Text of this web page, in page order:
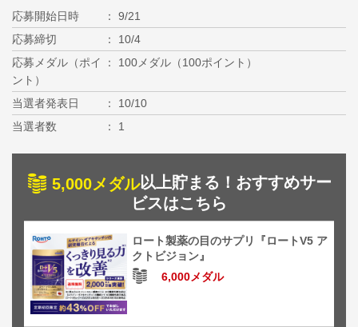
応募開始日時
9/21
応募締切
10/4
応募メダル（ポイ
ント）
100メダル（100ポイント）
当選者発表日
10/10
当選者数
1
5,000メダル以上貯まる！おすすめサー
ビスはこちら
ロート製薬の目のサプリ『ロートV5 ア
クトビジョン』
6,000メダル